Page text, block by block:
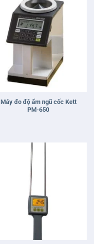
Máy đo độ ẩm ngũ cốc Kett
PM-650